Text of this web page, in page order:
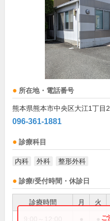
所在地・電話番号
熊本県熊本市中央区大江1丁目
096-361-1881
診療科目
内科 外科 整形外科
診療/受付時間・休診日
診療時間 月 火